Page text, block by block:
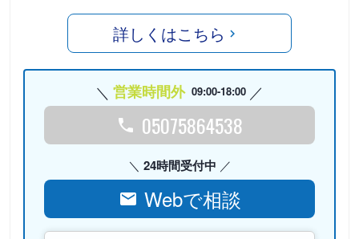
詳しくはこちら
営業時間外 09:00-18:00
05075864538
24時間受付中
Webで相談